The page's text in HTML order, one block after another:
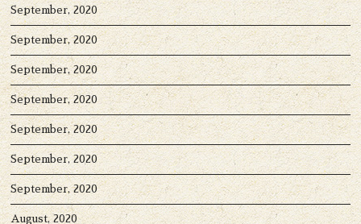
September, 2020
September, 2020
September, 2020
September, 2020
September, 2020
September, 2020
September, 2020
August, 2020